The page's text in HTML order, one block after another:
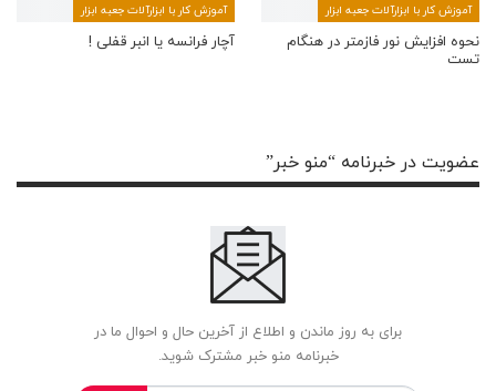
آموزش کار با ابزارآلات جعبه ابزار
نحوه افزایش نور فازمتر در هنگام
تست
آموزش کار با ابزارآلات جعبه ابزار
آچار فرانسه یا انبر قفلی !
عضویت در خبرنامه “منو خبر”
برای به روز ماندن و اطلاع از آخرین حال و احوال ما در
خبرنامه منو خبر مشترک شوید.